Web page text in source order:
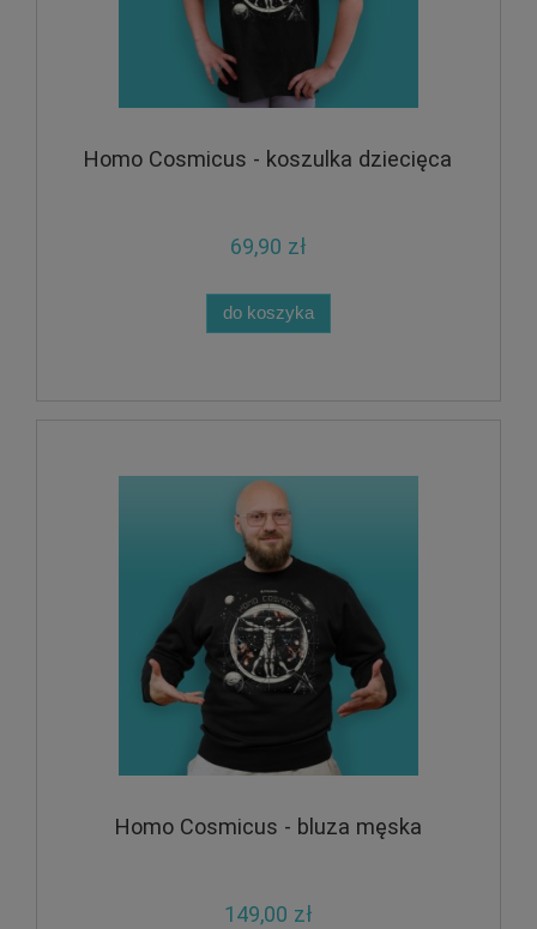
Homo Cosmicus - koszulka dziecięca
69,90 zł
do koszyka
Homo Cosmicus - bluza męska
149,00 zł